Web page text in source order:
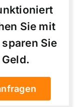
Sie mit
Sie